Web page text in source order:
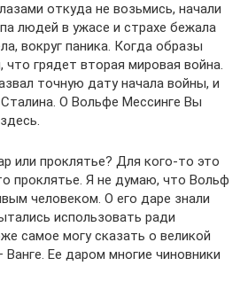
откуда не возьмись, начали
людей в ужасе и страхе бежала
вокруг паника. Когда образы
грядет вторая мировая война.
точную дату начала войны, и
О Вольфе Мессинге Вы
или проклятье? Для кого-то это
проклятье. Я не думаю, что Вольф
человеком. О его даре знали
использовать ради
самое могу сказать о великой
Ванге. Ее даром многие чиновники